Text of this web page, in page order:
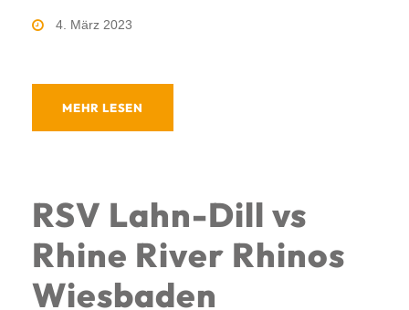
4. März 2023
MEHR LESEN
RSV Lahn-Dill vs
Rhine River Rhinos
Wiesbaden